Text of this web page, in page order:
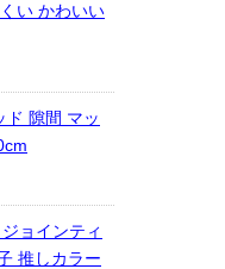
い かわいい
ド 隙間 マッ
ョインティ
推しカラー